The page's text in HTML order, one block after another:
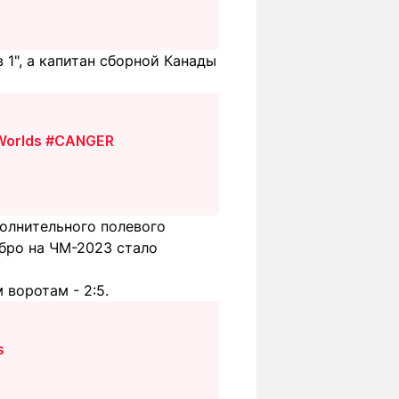
а капитан сборной Канады
#CANGER
полевого
на ЧМ-2023 стало
воротам - 2:5.